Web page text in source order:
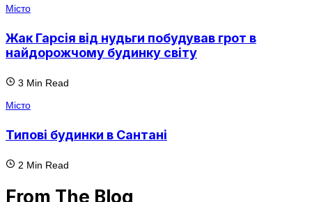
Місто
Жак Гарсія від нудьги побудував грот в
найдорожчому будинку світу
3 Min Read
Місто
Типові будинки в Сантані
2 Min Read
From The Blog